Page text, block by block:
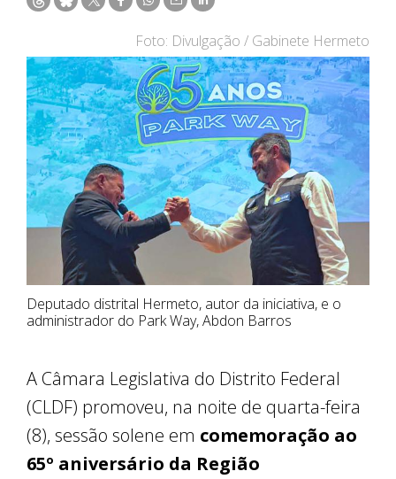
Foto: Divulgação / Gabinete Hermeto
Deputado distrital Hermeto, autor da iniciativa, e o
administrador do Park Way, Abdon Barros
A Câmara Legislativa do Distrito Federal
(CLDF) promoveu, na noite de quarta-feira
(8), sessão solene em comemoração ao
65º aniversário da Região